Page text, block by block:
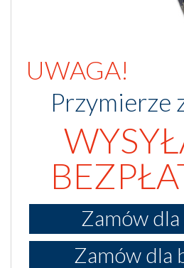
UWAGA!
Przymierze
Zamów
Zamów dla